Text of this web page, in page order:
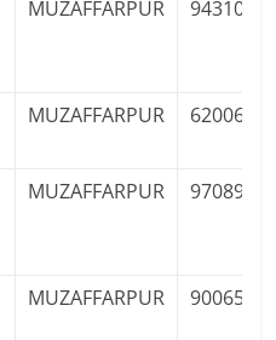
MUZAFFARPUR
MUZAFFARPUR
MUZAFFARPUR
MUZAFFARPUR